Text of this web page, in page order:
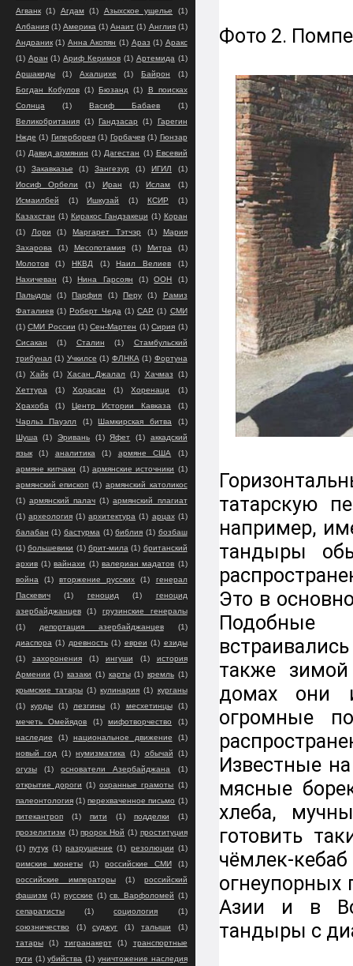
Фото 2.
татарскую
например,
тандыры
Это в
Подобные
также
домах они
огромные
Известные
мясные
хлеба,
готовить
чёмлек-
огнеупорных
Азии и в
тандыры с
Агванк (1) Агдам (1) Азыхское ущелье
(1)
Албания (1) Америка (1) Анаит (1) Англия (1)
Андраник (1) Анна Акопян (1) Араз (1) Аракс
(1) Аран (1) Ариф Керимов (1) Артемида (1)
Аршакиды
(1) Ахалцихе (1) Байрон
(1)
Богдан Кобулов (1) Бюзанд (1)
В поисках
Солнца
(1) Васиф Бабаев
(1)
Великобритания (1) Гандзасар (1)
Гарегин
Нжде (1) Гиперборея (1) Горбачев (1) Гюнзар
(1) Давид армянин (1) Дагестан (1) Евсевий
(1)
Закавказье (1) Зангезур (1) ИГИЛ
(1)
Иосиф Орбели
(1) Иран (1) Ислам
(1)
Исмаилбей
(1) Ишкузай (1) КСИР
(1)
Казахстан (1) Киракос Гандзакеци (1) Коран
(1)
Лори (1) Маргарет Тэтчэр (1)
Мария
Захарова
(1) Месопотамия (1) Митра
(1)
Молотов
(1) НКВД (1) Наил Велиев
(1)
Нахичеван
(1) Нина Гарсоян (1) ООН
(1)
Палыдлы
(1) Парфия (1) Перу (1)
Рамиз
Фаталиев (1) Роберт Чеда (1) САР (1) СМИ
(1) СМИ России (1) Сен-Мартен (1) Сирия (1)
Сисакан
(1) Сталин (1)
Стамбульский
трибунал (1) Учкилсе (1) ФЛНКА (1) Фортуна
(1) Хайк (1) Хасан Джалал (1) Хачмаз (1)
Хеттура
(1) Хорасан (1) Хоренаци
(1)
Храхоба
(1) Центр Истории Кавказа
(1)
Чарльз Пауэлл
(1) Шамкирская битва
(1)
Шуша
(1) Эривань (1) Яфет (1)
аккадский
язык
(1) аналитика (1) армяне США
(1)
армяне кипчаки (1) армянские источники (1)
армянский епископ (1) армянский католикос
(1) армянский палач (1) армянский плагиат
(1) археология (1) архитектура (1) арцах (1)
балабан (1) бастурма (1) библия (1) бозбаш
(1) большевики (1) брит-мила (1) британский
архив (1) вайнахи (1) валериан мадатов (1)
война
(1) вторжение русских (1)
генерал
Паскевич
(1) геноцид (1)
геноцид
азербайджанцев
(1)
грузинские генералы
(1)
депортация азербайджанцев
(1)
диаспора (1) древность (1) евреи (1) езиды
(1)
захоронения (1) ингуши (1)
история
Армении (1) казаки (1) карты (1) кремль (1)
крымские татары (1) кулинария (1) курганы
(1)
курды (1) лезгины (1) месхетинцы
(1)
мечеть Омейядов
(1) мифотворчество
(1)
наследие
(1) национальное движение
(1)
новый год
(1) нумизматика (1) обычай
(1)
огузы
(1) основатели Азербайджана
(1)
открытие дороги (1) охранные грамоты (1)
палеонтология (1) перехваченное письмо (1)
питекантроп
(1) пити (1) подделки
(1)
прозелитизм (1) пророк Ной (1) проституция
(1) путук (1) разрушение (1) резолюции (1)
римские монеты
(1) российские СМИ
(1)
российские императоры
(1)
российский
фашизм (1) русские (1) св. Варфоломей (1)
сепаратисты
(1) социология
(1)
союзничество
(1) суджуг (1) талыши
(1)
татары
(1) тигранакерт (1)
транспортные
пути (1) убийства (1) уничтожение наследия